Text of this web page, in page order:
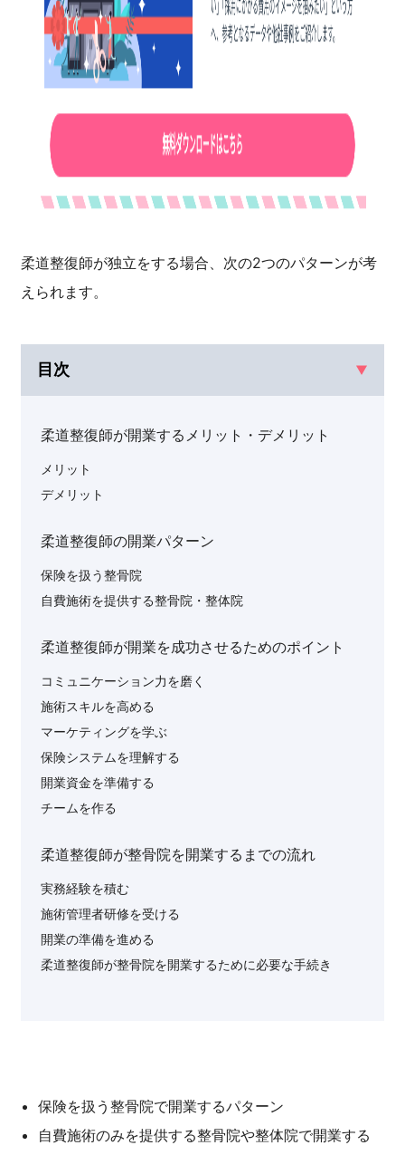
柔道整復師が独立をする場合、次の2つのパターンが考
えられます。
目次
柔道整復師が開業するメリット・デメリット
メリット
デメリット
柔道整復師の開業パターン
保険を扱う整骨院
自費施術を提供する整骨院・整体院
柔道整復師が開業を成功させるためのポイント
コミュニケーション力を磨く
施術スキルを高める
マーケティングを学ぶ
保険システムを理解する
開業資金を準備する
チームを作る
柔道整復師が整骨院を開業するまでの流れ
実務経験を積む
施術管理者研修を受ける
開業の準備を進める
柔道整復師が整骨院を開業するために必要な手続き
保険を扱う整骨院で開業するパターン
自費施術のみを提供する整骨院や整体院で開業する